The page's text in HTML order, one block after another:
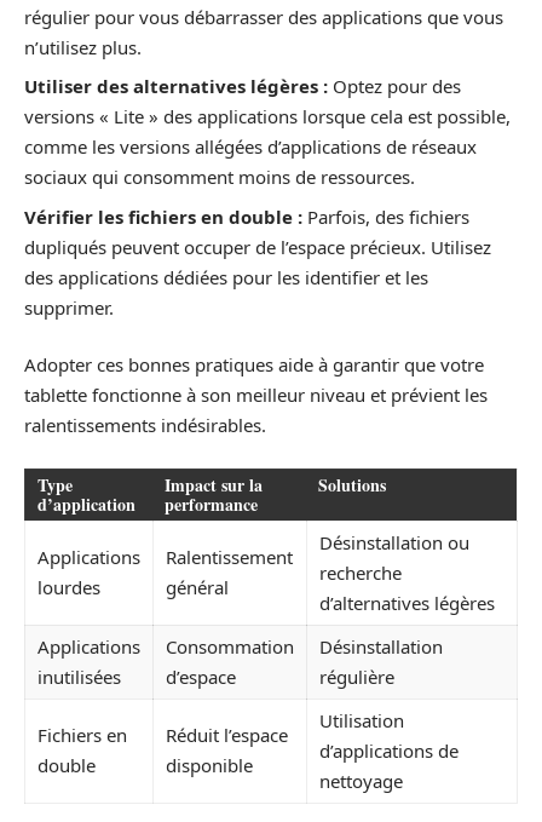
régulier pour vous débarrasser des applications que vous
n’utilisez plus.
Utiliser des alternatives légères : Optez pour des
versions « Lite » des applications lorsque cela est possible,
comme les versions allégées d’applications de réseaux
sociaux qui consomment moins de ressources.
Vérifier les fichiers en double : Parfois, des fichiers
dupliqués peuvent occuper de l’espace précieux. Utilisez
des applications dédiées pour les identifier et les
supprimer.
Adopter ces bonnes pratiques aide à garantir que votre
tablette fonctionne à son meilleur niveau et prévient les
ralentissements indésirables.
Type
d’application
Impact sur la
performance
Solutions
Applications
lourdes
Ralentissement
général
Désinstallation ou
recherche
d’alternatives légères
Applications
inutilisées
Consommation
d’espace
Désinstallation
régulière
Fichiers en
double
Réduit l’espace
disponible
Utilisation
d’applications de
nettoyage